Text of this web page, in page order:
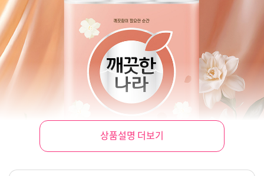
상품설명 더보기